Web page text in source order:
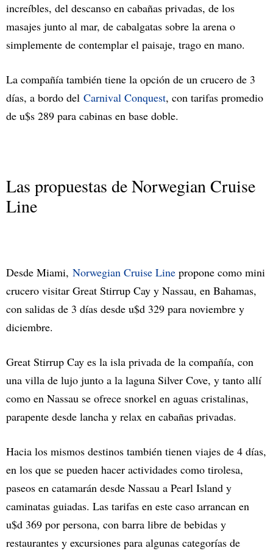
increíbles, del descanso en cabañas privadas, de los
masajes junto al mar, de cabalgatas sobre la arena o
simplemente de contemplar el paisaje, trago en mano.
La compañía también tiene la opción de un crucero de 3
días, a bordo del Carnival Conquest, con tarifas promedio
de u$s 289 para cabinas en base doble.
Las propuestas de Norwegian Cruise
Line
Desde Miami, Norwegian Cruise Line propone como mini
crucero visitar Great Stirrup Cay y Nassau, en Bahamas,
con salidas de 3 días desde u$d 329 para noviembre y
diciembre.
Great Stirrup Cay es la isla privada de la compañía, con
una villa de lujo junto a la laguna Silver Cove, y tanto allí
como en Nassau se ofrece snorkel en aguas cristalinas,
parapente desde lancha y relax en cabañas privadas.
Hacia los mismos destinos también tienen viajes de 4 días,
en los que se pueden hacer actividades como tirolesa,
paseos en catamarán desde Nassau a Pearl Island y
caminatas guiadas. Las tarifas en este caso arrancan en
u$d 369 por persona, con barra libre de bebidas y
restaurantes y excursiones para algunas categorías de